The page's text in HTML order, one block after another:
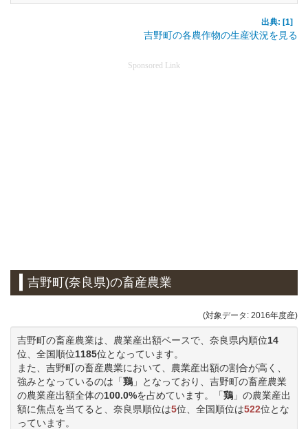
出典: [1]
吉野町の各農作物の生産状況を見る
Sponsored Link
吉野町(奈良県)の畜産農業
(対象データ: 2016年度産)
吉野町の畜産農業は、農業産出額ベースで、奈良県内順位14
位、全国順位1185位となっています。
また、吉野町の畜産農業において、農業産出額の割合が高く、
強みとなっているのは「鶏 」となっており、吉野町の畜産農業
の農業産出額全体の100.0%を占めています。「鶏 」の農業産出
額に焦点を当てると、奈良県順位は5位、全国順位は522位とな
っています。